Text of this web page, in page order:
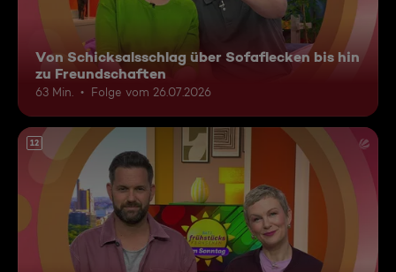
Von Schicksalsschlag über Sofaflecken bis hin
zu Freundschaften
63 Min. Folge vom 26.07.2026
12